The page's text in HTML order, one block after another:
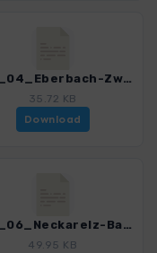
RdL_04_Eberbach-Zwingenberg_4515_1.gpx
35.72 KB
Download
RdL_06_Neckarelz-Bad Wimpfen_4515_1.gpx
49.95 KB